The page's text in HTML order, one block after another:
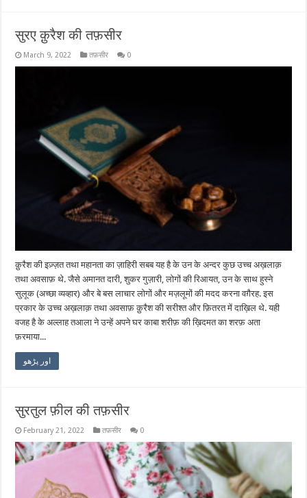
सुरए क़ुरैश की तफ़सीर
March 9, 2022 तफ़सीर 0
क़ुरैश की इज़्ज़त तथा महानता का ज़ाहिरी सबब यह है के उन के अन्दर कुछ उच्च अख़लाक़
तथा अवसाफ़ थे. जैसे अमानत दारी, शुकर गुज़ारी, लोगों की रिआयत, उन के साथ हुस्ने
सुलूक (अच्छा व्यव्हार) और बे बस लाचार लोगों और मज़लूमों की मदद करना वग़ैरह. इस
प्रकार के उच्च अख़लाक़ तथा अवसाफ़ क़ुरैश की सरीश्त और फ़ितरत में दाख़िल थे. यही
वजह है के अल्लाह तआला ने उन्हें अपने घर काबा शरीफ़ की ख़िदमत का शरफ़ अता
फ़रमाया...
اور پڑھو
सुरतुल फ़ील की तफ़सीर
February 21, 2022 तफ़सीर 0